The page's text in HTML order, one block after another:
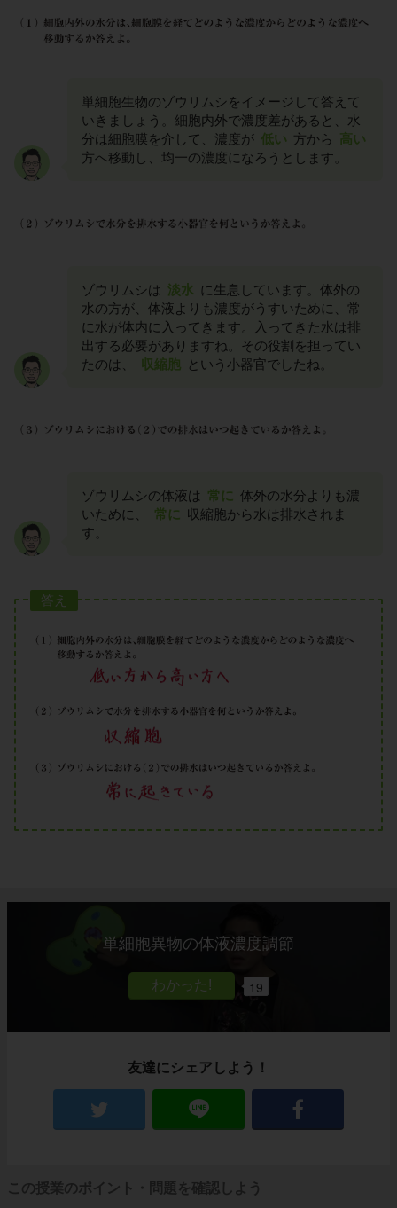
単細胞生物のゾウリムシをイメージして答えて
いきましょう。細胞内外で濃度差があると、水
分は細胞膜を介して、濃度が 低い 方から
高い
方へ移動し、均一の濃度になろうとします。
ゾウリムシは 淡水 に生息しています。体外の
水の方が、体液よりも濃度がうすいために、常
に水が体内に入ってきます。入ってきた水は排
出する必要がありますね。その役割を担ってい
たのは、
収縮胞 という小器官でしたね。
ゾウリムシの体液は 常に 体外の水分よりも濃
いために、
常に 収縮胞から水は排水されま
す。
答え
単細胞異物の体液濃度調節
19
友達にシェアしよう！
この授業のポイント・問題を確認しよう